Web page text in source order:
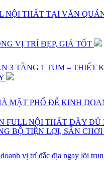
NỘI THẤT TẠI VĂN
VỊ TRÍ ĐẸP, GIÁ TỐT
3 TẦNG 1 TUM – THIẾT
MẶT PHỐ ĐỂ KINH
FULL NỘI THẤT ĐẦY ĐỦ
BỘ TIỆN LỢI, SÂN CHƠI
vị trí đắc địa ngay lõi